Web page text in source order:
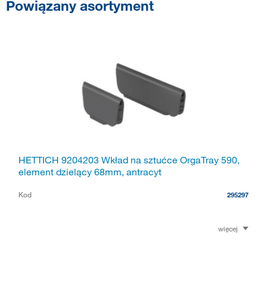
Powiązany asortyment
HETTICH 9204203 Wkład na sztućce OrgaTray 590,
element dzielący 68mm, antracyt
Kod 295297
więcej